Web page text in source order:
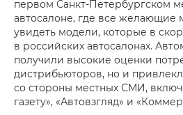
первом Санкт-Петербургском
автосалоне, где все желающие
увидеть модели, которые в
в российских автосалонах.
получили высокие оценки
дистрибьюторов, но и
со стороны местных СМИ,
газету», «Автовзгляд» и